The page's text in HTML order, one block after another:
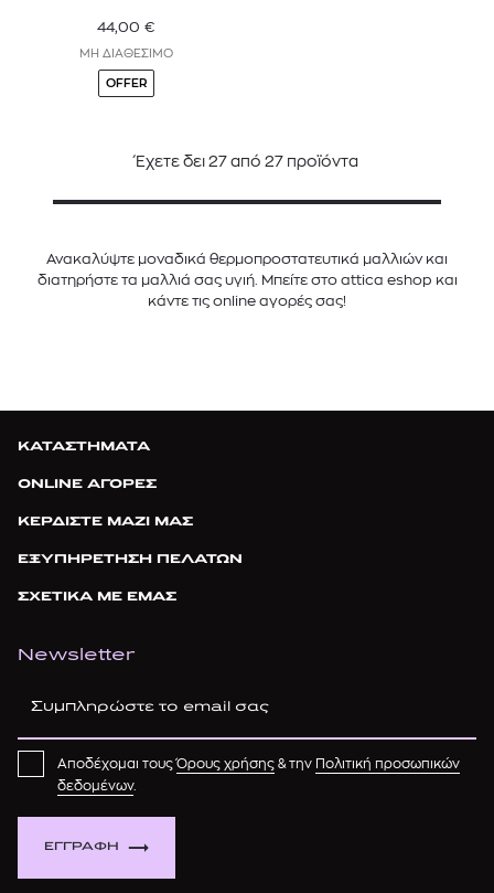
44,00 €
ΜΗ ΔΙΑΘΕΣΙΜΟ
OFFER
Έχετε δει 27 από 27 προϊόντα
Ανακαλύψτε μοναδικά θερμοπροστατευτικά μαλλιών και
διατηρήστε τα μαλλιά σας υγιή. Μπείτε στο attica eshop και
κάντε τις online αγορές σας!
ΚΑΤΑΣΤΗΜΑΤΑ
ONLINE ΑΓΟΡΕΣ
ΚΕΡΔΙΣΤΕ ΜΑΖΙ ΜΑΣ
ΕΞΥΠΗΡΕΤΗΣΗ ΠΕΛΑΤΩΝ
ΣΧΕΤΙΚΑ ΜΕ ΕΜΑΣ
Newsletter
ΕΓΓΡΑΦΗ
Αποδέχομαι τουςΌρους χρήσης & την Πολιτική προσωπικών
δεδομένων.